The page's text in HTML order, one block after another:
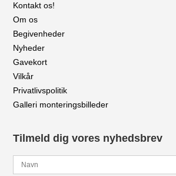
Kontakt os!
Om os
Begivenheder
Nyheder
Gavekort
Vilkår
Privatlivspolitik
Galleri monteringsbilleder
Tilmeld dig vores nyhedsbrev